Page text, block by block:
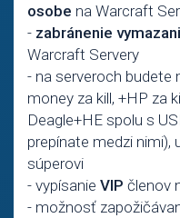
osobe na Warcraft
- zabránenie
Warcraft Servery
- na serveroch budete
money za kill, +HP za
Deagle+HE spolu s
prepínate medzi
súperovi
- vypísanie VIP členov
- možnosť